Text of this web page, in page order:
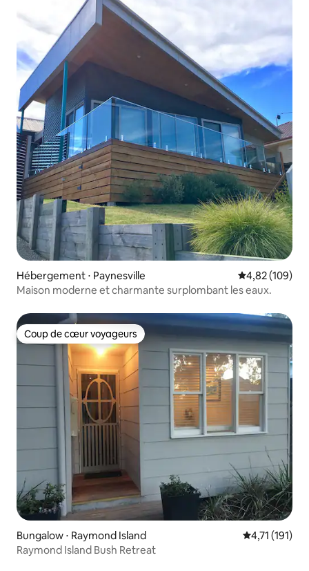
Hébergement ⋅ Paynesville Évaluation
4,82 (109)
Maison moderne et charmante surplombant les eaux.
Coup de cœur voyageurs
Coup de cœur voyageurs
Bungalow ⋅ Raymond Island Évaluation
4,71 (191)
Raymond Island Bush Retreat